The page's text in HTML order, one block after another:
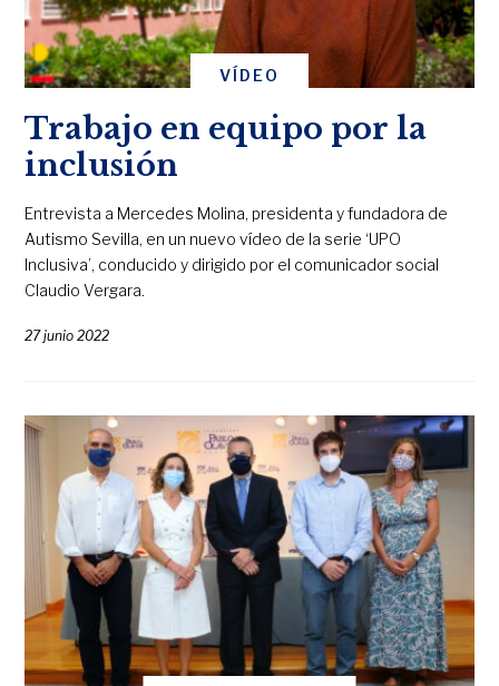
VÍDEO
Trabajo en equipo por la
inclusión
Entrevista a Mercedes Molina, presidenta y fundadora de
Autismo Sevilla, en un nuevo vídeo de la serie ‘UPO
Inclusiva’, conducido y dirigido por el comunicador social
Claudio Vergara.
27 junio 2022